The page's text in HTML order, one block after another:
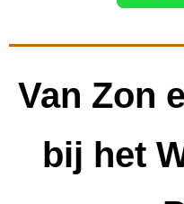
Van Zon
bij het